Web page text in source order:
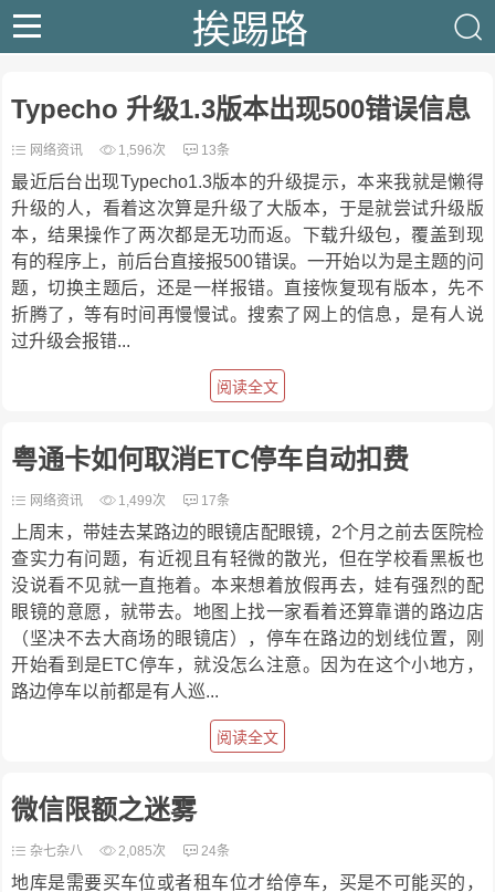
挨踢路
Typecho 升级1.3版本出现500错误信息
网络资讯 1,596次 13条
最近后台出现Typecho1.3版本的升级提示，本来我就是懒得
升级的人，看着这次算是升级了大版本，于是就尝试升级版
本，结果操作了两次都是无功而返。下载升级包，覆盖到现
有的程序上，前后台直接报500错误。一开始以为是主题的问
题，切换主题后，还是一样报错。直接恢复现有版本，先不
折腾了，等有时间再慢慢试。搜索了网上的信息，是有人说
过升级会报错...
阅读全文
粤通卡如何取消ETC停车自动扣费
网络资讯 1,499次 17条
上周末，带娃去某路边的眼镜店配眼镜，2个月之前去医院检
查实力有问题，有近视且有轻微的散光，但在学校看黑板也
没说看不见就一直拖着。本来想着放假再去，娃有强烈的配
眼镜的意愿，就带去。地图上找一家看着还算靠谱的路边店
（坚决不去大商场的眼镜店），停车在路边的划线位置，刚
开始看到是ETC停车，就没怎么注意。因为在这个小地方，
路边停车以前都是有人巡...
阅读全文
微信限额之迷雾
杂七杂八 2,085次 24条
地库是需要买车位或者租车位才给停车，买是不可能买的，